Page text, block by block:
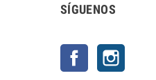
SÍGUENOS
Facebook